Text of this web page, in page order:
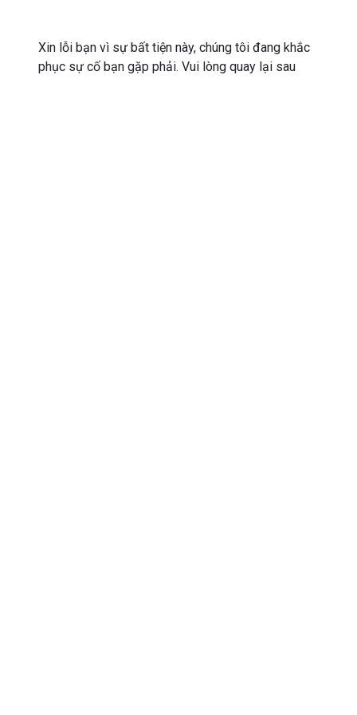
Xin lỗi bạn vì sự bất tiện này, chúng tôi đang khắc
phục sự cố bạn gặp phải. Vui lòng quay lại sau